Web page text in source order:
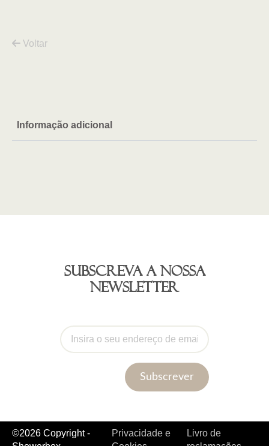
Voltar
Informação adicional
Subscreva a nossa
newsletter
Subscrever
©2026 Copyright -
Privacidade e
Livro de